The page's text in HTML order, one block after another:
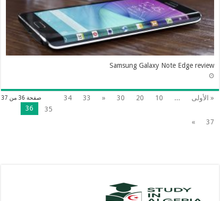
Samsung Galaxy Note Edge review
صفحة 36 من 37 « الأولى ...
10
20
30
«
33
34
35
36
37
»